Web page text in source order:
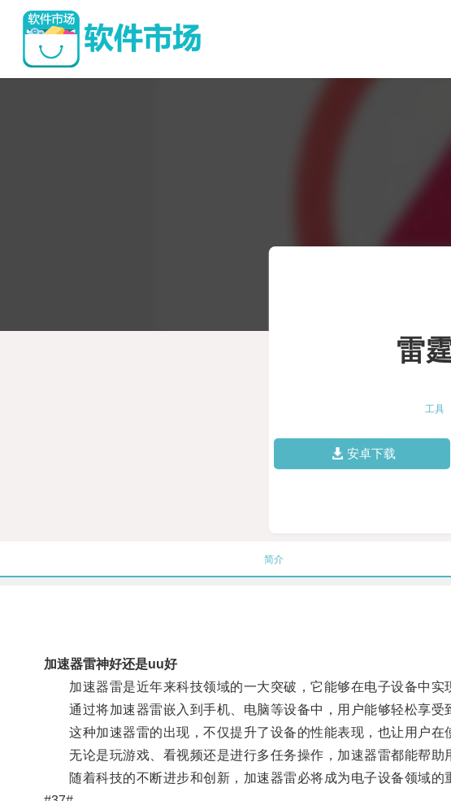
雷
工具
安卓下载
简介
加速器雷神好还是uu好
加速器雷是近年来科技领域的一大突破，它能够在电子设备中实
通过将加速器雷嵌入到手机、电脑等设备中，用户能够轻松享受
这种加速器雷的出现，不仅提升了设备的性能表现，也让用户在
无论是玩游戏、看视频还是进行多任务操作，加速器雷都能帮助
随着科技的不断进步和创新，加速器雷必将成为电子设备领域的